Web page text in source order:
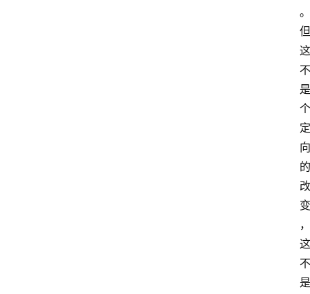
。
但
这
不
是
个
定
向
的
改
变
，
这
不
是